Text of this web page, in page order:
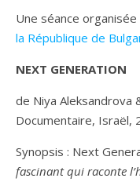
Une séance organisée
la République de
NEXT GENERATION
de Niya Aleksandrova
Documentaire, Israël,
Synopsis : Next
fascinant qui raconte